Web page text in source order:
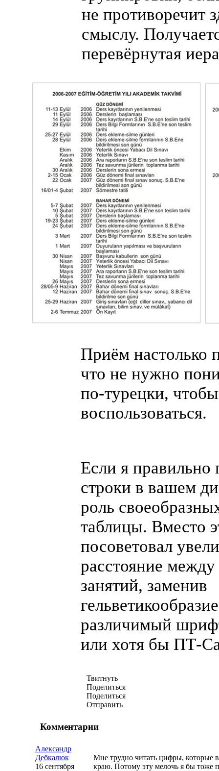
не противоречит
смыслу.
перевёрнутая
Приём настолько
что не нужно
по-турецки,
воспользоваться.
Если я правильно
строки в вашем
роль
таблицы. Вместо
посоветовал
расстояние
занятий, заменив
различимый
или хотя бы ПТ-
Твитнуть
Поделиться
Поделиться
Отправить
Комментарии
Александр
Дебкалюк
16 сентября
Мне трудно читать цифры, которые
краю. Потому эту мелочь я бы тоже